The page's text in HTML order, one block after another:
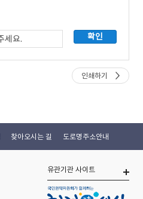
인쇄하기
찾아오시는 길 도로명주소안내
유관기관 사이트